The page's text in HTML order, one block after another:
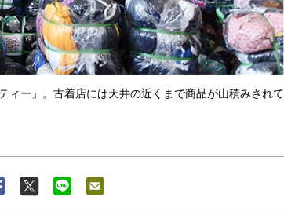
ィー」。古着店には天井の近くまで商品が山積みされて